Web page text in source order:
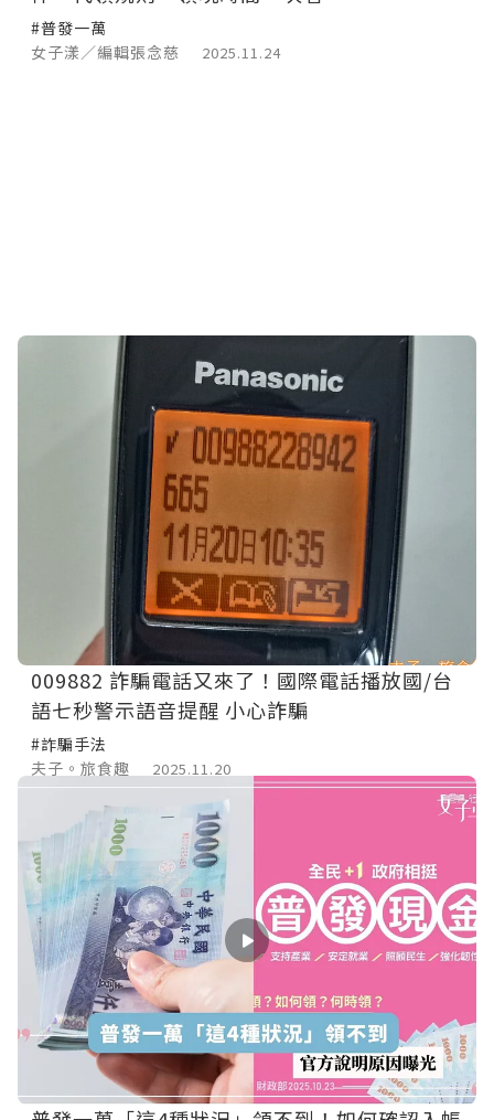
#普發一萬
女子漾／編輯張念慈
2025.11.24
009882 詐騙電話又來了！國際電話播放國/台
語七秒警示語音提醒 小心詐騙
#詐騙手法
夫子。旅食趣
2025.11.20